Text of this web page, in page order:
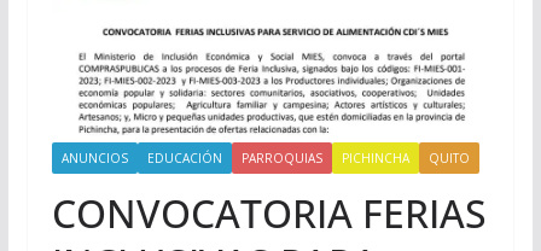
ANUNCIOS EDUCACIÓN PARROQUIAS PICHINCHA QUITO
CONVOCATORIA FERIAS